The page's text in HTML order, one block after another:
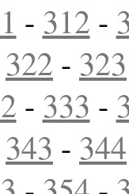
- 312 -
322 - 323
- 333 -
343 - 344